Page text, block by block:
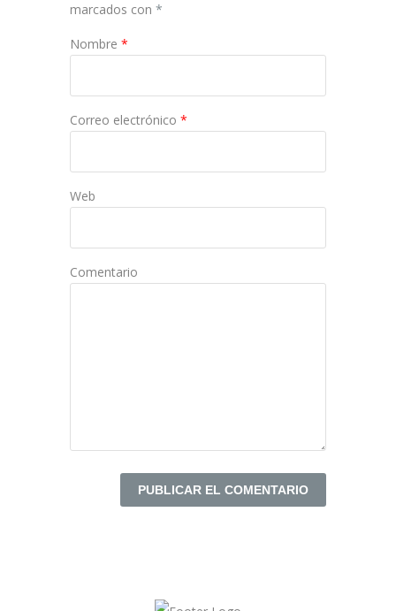
marcados con *
Nombre *
Correo electrónico *
Web
Comentario